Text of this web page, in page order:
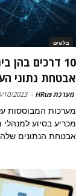
בלוגים
10 דרכים
אבטחת נתוני
מערכת HRus -
10/2023
מערכות המבוססות
מכריע בסיוע
אבטחת הנתונים